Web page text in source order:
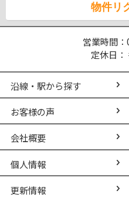
物件リ
営業時間：
定休日：
沿線・駅から探す
お客様の声
会社概要
個人情報
更新情報